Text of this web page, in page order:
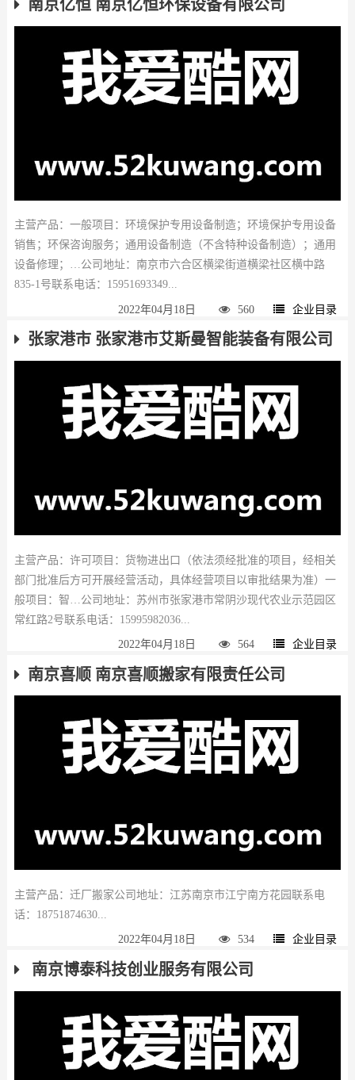
南京亿恒 南京亿恒环保设备有限公司
主营产品：一般项目：环境保护专用设备制造；环境保护专用设备
销售；环保咨询服务；通用设备制造（不含特种设备制造）；通用
设备修理；…公司地址：南京市六合区横梁街道横梁社区横中路
835-1号联系电话：15951693349...
2022年04月18日 560 企业目录
张家港市 张家港市艾斯曼智能装备有限公司
主营产品：许可项目：货物进出口（依法须经批准的项目，经相关
部门批准后方可开展经营活动，具体经营项目以审批结果为准）一
般项目：智…公司地址：苏州市张家港市常阴沙现代农业示范园区
常红路2号联系电话：15995982036...
2022年04月18日 564 企业目录
南京喜顺 南京喜顺搬家有限责任公司
主营产品：迁厂搬家公司地址：江苏南京市江宁南方花园联系电
话：18751874630...
2022年04月18日 534 企业目录
南京博泰科技创业服务有限公司